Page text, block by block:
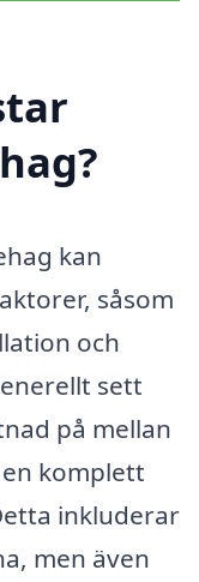
kan
såsom
och
sett
på mellan
en komplett
inkluderar
men även